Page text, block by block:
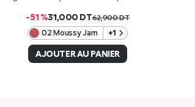
-51 %31,000 DT62,900DT
02 Moussy Jam +1
AJOUTER AU PANIER